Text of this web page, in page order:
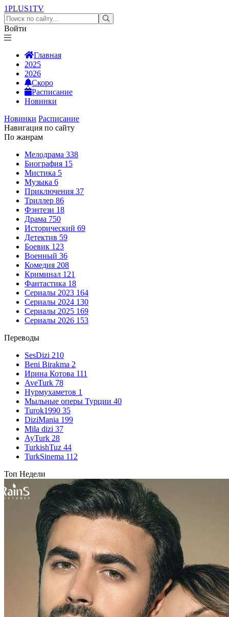
1PLUS1TV
Войти
Главная
2025
2026
Скоро
Расписание
Новинки
Новинки Расписание
Навигация по сайту
По жанрам
Мелодрама 338
Биография 15
Мистика 5
Музыка 6
Приключения 37
Триллер 86
Фэнтези 18
Драма 750
Исторический 69
Детектив 59
Боевик 123
Военный 36
Комедия 208
Криминал 121
Фантастика 18
Сериалы 2023 164
Сериалы 2024 130
Сериалы 2025 169
Сериалы 2026 153
Переводы
SesDizi 210
Beni Birakma 2
Ирина Котова 111
AveTurk 78
Нурмухаметов 1
Мыльные оперы Турции 40
Turok1990 35
DiziMania 199
Mila dizi 37
AyTurk 28
TurkishTuz 44
TurkSinema 112
Топ Недели